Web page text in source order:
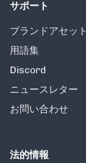
サポート
ブランドアセット
用語集
Discord
ニュースレター
お問い合わせ
法的情報